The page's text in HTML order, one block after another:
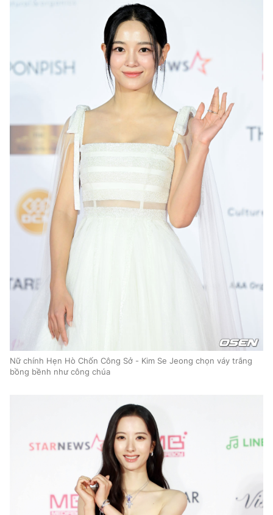
Nữ chính Hẹn Hò Chốn Công Sở - Kim Se Jeong chọn váy trắng
bồng bềnh như công chúa